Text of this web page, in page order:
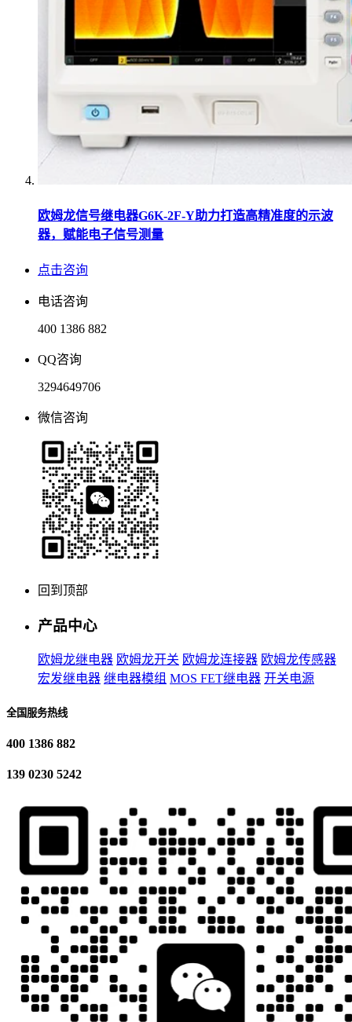
欧姆龙信号继电器G6K-2F-Y助力打造高精准度的示波
器，赋能电子信号测量
点击咨询
电话咨询
400 1386 882
QQ咨询
3294649706
微信咨询
回到顶部
产品中心
欧姆龙继电器 欧姆龙开关 欧姆龙连接器 欧姆龙传感器
宏发继电器 继电器模组 MOS FET继电器 开关电源
全国服务热线
400 1386 882
139 0230 5242